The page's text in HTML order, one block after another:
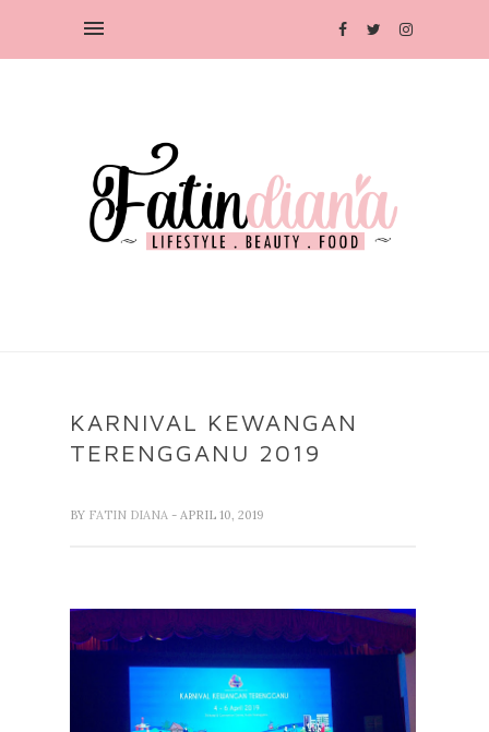
KARNIVAL KEWANGAN
TERENGGANU 2019
BY FATIN DIANA - APRIL 10, 2019